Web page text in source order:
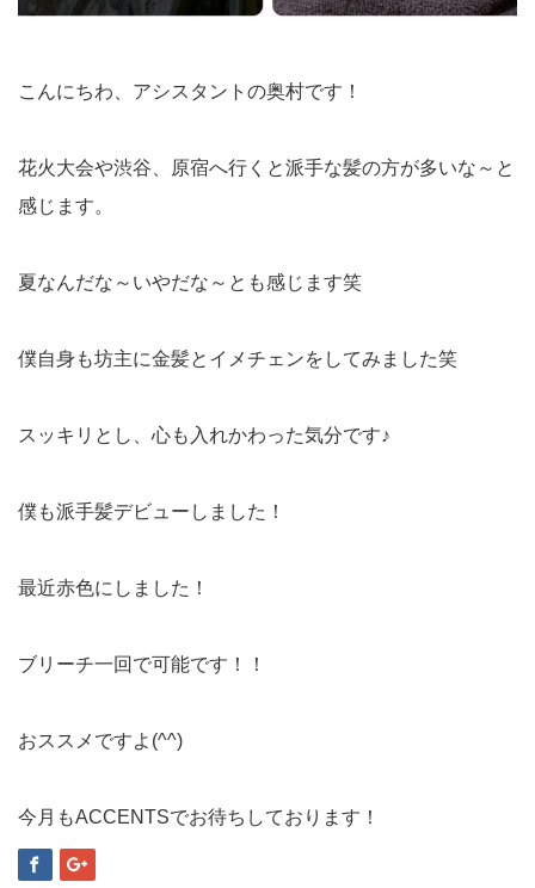
こんにちわ、アシスタントの奥村です！
花火大会や渋谷、原宿へ行くと派手な髪の方が多いな～と
感じます。
夏なんだな～いやだな～とも感じます笑
僕自身も坊主に金髪とイメチェンをしてみました笑
スッキリとし、心も入れかわった気分です♪
僕も派手髪デビューしました！
最近赤色にしました！
ブリーチ一回で可能です！！
おススメですよ(^^)
今月もACCENTSでお待ちしております！